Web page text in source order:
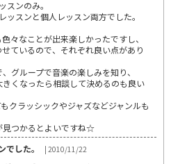
スンのみ。
ッスンと個人レッスン両方でした。
々なことが出来楽しかったですし、
ているので、それぞれ良い点があり
グループで音楽の楽しみを知り、
くなったら相談して決めるのも良い
クラッシックやジャズなどジャンルも
見つかるとよいですね☆
した。
| 2010/11/22